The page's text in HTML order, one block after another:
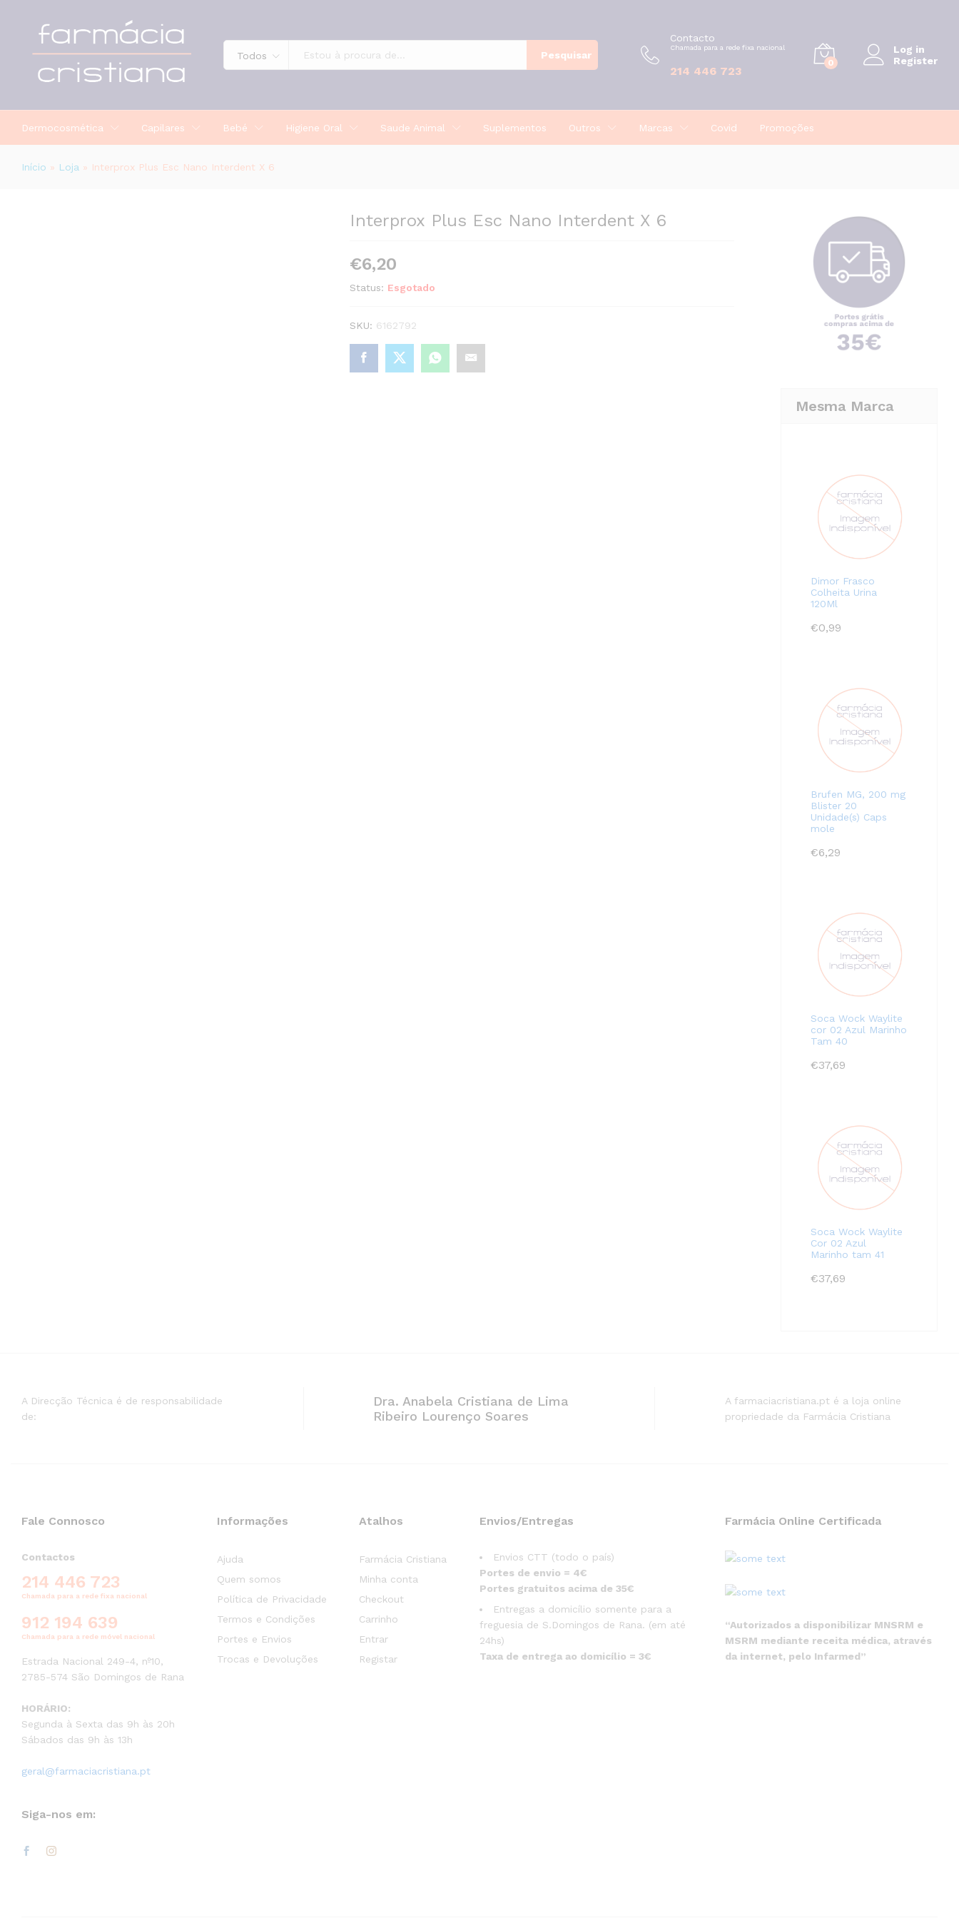
Todos Pesquisar
Contacto
Chamada para a rede fixa nacional
214 446 723
0
Log in
Register
Dermocosmética Capilares Bebé Higiene Oral Saude Animal Suplementos Outros Marcas Covid Promoções
Início » Loja » Interprox Plus Esc Nano Interdent X 6
Interprox Plus Esc Nano Interdent X 6
€6,20
Status: Esgotado
SKU: 6162792
Mesma Marca
Dimor Frasco
Colheita Urina
120Ml
€0,99
Brufen MG, 200 mg
Blister 20
Unidade(s) Caps
mole
€6,29
Soca Wock Waylite
cor 02 Azul Marinho
Tam 40
€37,69
Soca Wock Waylite
Cor 02 Azul
Marinho tam 41
€37,69
A Direcção Técnica é de responsabilidade
de:
Dra. Anabela Cristiana de Lima
Ribeiro Lourenço Soares
A farmaciacristiana.pt é a loja online
propriedade da Farmácia Cristiana
Fale Connosco
Contactos
214 446 723
Chamada para a rede fixa nacional
912 194 639
Chamada para a rede móvel nacional
Estrada Nacional 249-4, nº10,
2785-574 São Domingos de Rana
HORÁRIO:
Segunda à Sexta das 9h às 20h
Sábados das 9h às 13h
geral@farmaciacristiana.pt
Siga-nos em:
Informações
Ajuda
Quem somos
Política de Privacidade
Termos e Condições
Portes e Envios
Trocas e Devoluções
Atalhos
Farmácia Cristiana
Minha conta
Checkout
Carrinho
Entrar
Registar
Envios/Entregas
Envios CTT (todo o país)
Portes de envio = 4€
Portes gratuitos acima de 35€
Entregas a domicílio somente para a
freguesia de S.Domingos de Rana. (em até
24hs)
Taxa de entrega ao domicílio = 3€
Farmácia Online Certificada
“Autorizados a disponibilizar MNSRM e
MSRM mediante receita médica, através
da internet, pelo Infarmed”